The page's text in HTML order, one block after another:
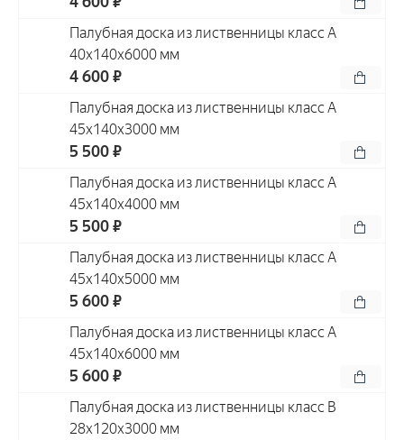
Палубная доска из лиственницы класс А
40x140x6000 мм
4 600 ₽
Палубная доска из лиственницы класс А
45x140x3000 мм
5 500 ₽
Палубная доска из лиственницы класс А
45x140x4000 мм
5 500 ₽
Палубная доска из лиственницы класс А
45x140x5000 мм
5 600 ₽
Палубная доска из лиственницы класс А
45x140x6000 мм
5 600 ₽
Палубная доска из лиственницы класс В
28x120x3000 мм